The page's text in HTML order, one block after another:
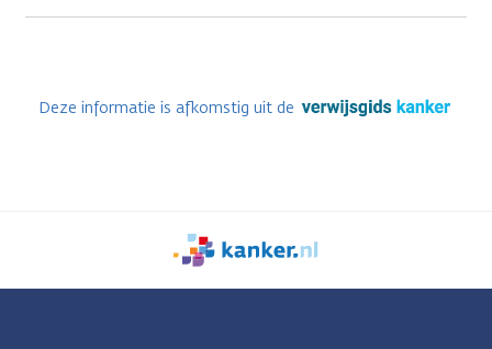
Deze informatie is afkomstig uit de
We
zijn